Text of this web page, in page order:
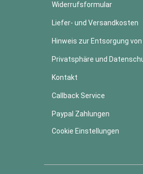
Widerrufsformular
Liefer- und Versandkosten
Hinweis zur Entsorgung
Privatsphäre und
Kontakt
Callback Service
Paypal Zahlungen
Cookie Einstellungen